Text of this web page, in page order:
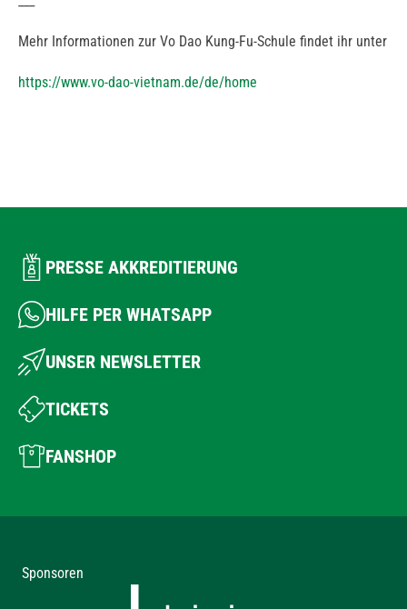
Mehr Informationen zur Vo Dao Kung-Fu-Schule findet ihr unter
https://www.vo-dao-vietnam.de/de/home
PRESSE AKKREDITIERUNG
HILFE PER WHATSAPP
UNSER NEWSLETTER
TICKETS
FANSHOP
Sponsoren